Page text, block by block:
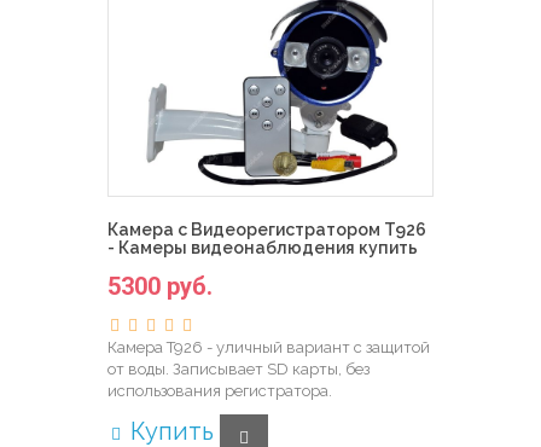
Камера с Видеорегистратором T926
- Камеры видеонаблюдения купить
5300 руб.
Камера T926 - уличный вариант с защитой
от воды. Записывает SD карты, без
использования регистратора.
Купить